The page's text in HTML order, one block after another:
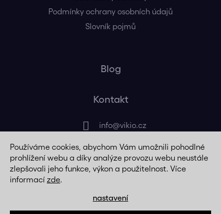
Používáme cookies, abychom Vám umožnili pohodlné
prohlížení webu a díky analýze provozu webu neustále
zlepšovali jeho funkce, výkon a použitelnost. Více
informací zde.
nastavení
Podmínky ochrany osobních údajů
Slovník pojmů
Blog
Kontakt
info@vikio.cz
+420 725 320 508